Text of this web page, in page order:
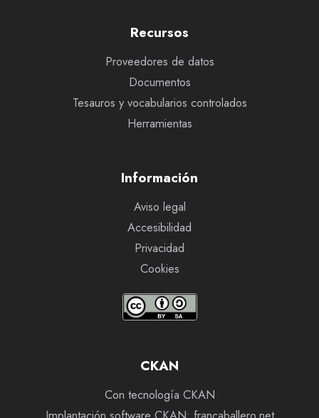
Recursos
Proveedores de datos
Documentos
Tesauros y vocabularios controlados
Herramientas
Información
Aviso legal
Accesibilidad
Privacidad
Cookies
CKAN
Con tecnología CKAN